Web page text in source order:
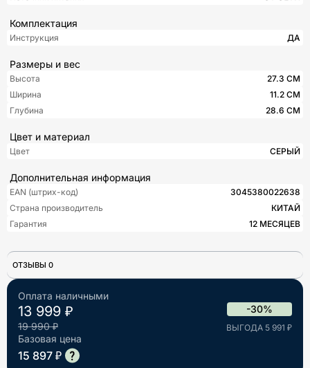
Оплата наличными
13 999 ₽
19 990 ₽
-30%
ВЫГОДА 5 991 ₽
Базовая цена
15 897 ₽
Комплектация
Инструкция ДА
Размеры и вес
Высота
27.3 СМ
Ширина
11.2 СМ
Глубина
28.6 СМ
Цвет и материал
Цвет СЕРЫЙ
Дополнительная информация
EAN (штрих-код)
3045380022638
Страна производитель
КИТАЙ
Гарантия
12 МЕСЯЦЕВ
ОТЗЫВЫ 0